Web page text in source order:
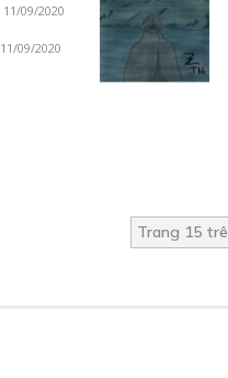
11/09/2020
11/09/2020
Trang 15